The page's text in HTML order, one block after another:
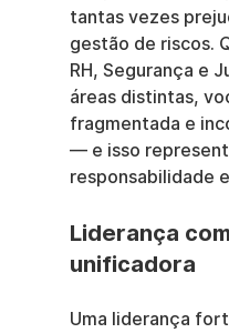
tantas vezes
gestão de riscos.
RH, Segurança e
áreas distintas,
fragmentada e
— e isso
responsabilidade
Liderança
unificadora
Uma liderança